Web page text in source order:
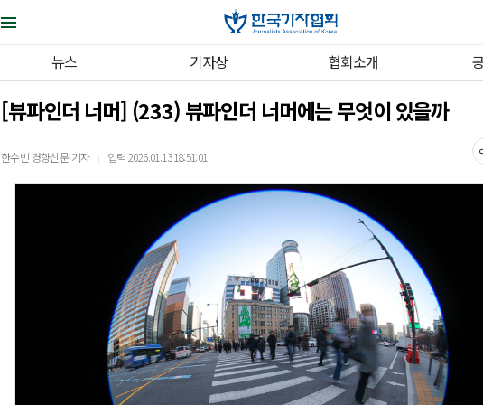
뉴스 기자상 협회소개
[뷰파인더 너머] (233) 뷰파인더 너머에는 무엇이 있을까
한수빈 경향신문 기자 ｜ 입력 2026.01.13 18:51:01